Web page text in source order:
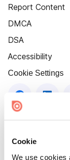
Cookie
We use cookies
Report Content
DMCA
DSA
Accessibility
Cookie Settings